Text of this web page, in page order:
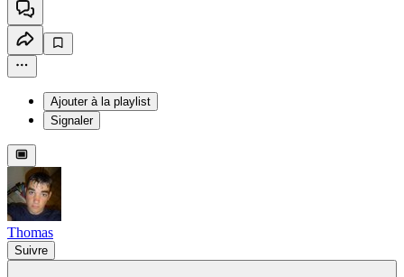
Ajouter à la playlist
Signaler
Thomas
Suivre